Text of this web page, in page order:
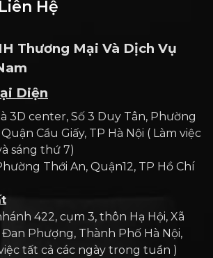
Hệ
Thương Mại Và Dịch Vụ
Diện
3D center, Số 3 Duy Tân, Phường
Cầu Giấy, TP Hà Nội ( Làm việc
sáng thứ 7)
Thới An, Quận12, TP Hồ Chí
422, cụm 3, thôn Hạ Hội, Xã
Phượng, Thành Phố Hà Nội,
tất cả các ngày trong tuần )